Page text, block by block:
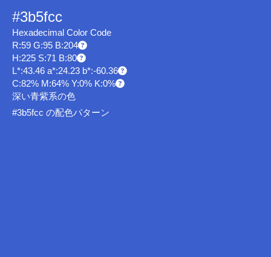
#3b5fcc
Hexadecimal Color Code
R:59 G:95 B:204
H:225 S:71 B:80
L*:43.46 a*:24.23 b*:-60.36
C:82% M:64% Y:0% K:0%
深い青紫系の色
#3b5fcc の配色パターン